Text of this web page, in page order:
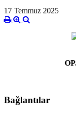
17 Temmuz 2025
Bağlantılar